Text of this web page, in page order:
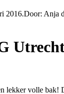
2016.Door: Anja
lekker volle bak!